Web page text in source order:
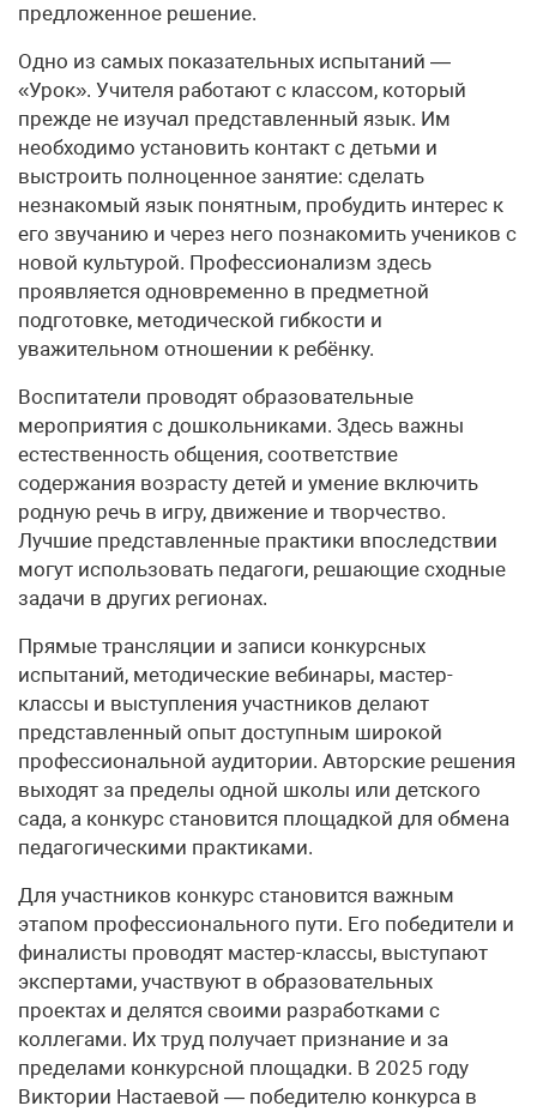
предложенное решение.
Одно из самых показательных испытаний —
«Урок». Учителя работают с классом, который
прежде не изучал представленный язык. Им
необходимо установить контакт с детьми и
выстроить полноценное занятие: сделать
незнакомый язык понятным, пробудить интерес к
его звучанию и через него познакомить учеников с
новой культурой. Профессионализм здесь
проявляется одновременно в предметной
подготовке, методической гибкости и
уважительном отношении к ребёнку.
Воспитатели проводят образовательные
мероприятия с дошкольниками. Здесь важны
естественность общения, соответствие
содержания возрасту детей и умение включить
родную речь в игру, движение и творчество.
Лучшие представленные практики впоследствии
могут использовать педагоги, решающие сходные
задачи в других регионах.
Прямые трансляции и записи конкурсных
испытаний, методические вебинары, мастер-
классы и выступления участников делают
представленный опыт доступным широкой
профессиональной аудитории. Авторские решения
выходят за пределы одной школы или детского
сада, а конкурс становится площадкой для обмена
педагогическими практиками.
Для участников конкурс становится важным
этапом профессионального пути. Его победители и
финалисты проводят мастер-классы, выступают
экспертами, участвуют в образовательных
проектах и делятся своими разработками с
коллегами. Их труд получает признание и за
пределами конкурсной площадки. В 2025 году
Виктории Настаевой — победителю конкурса в